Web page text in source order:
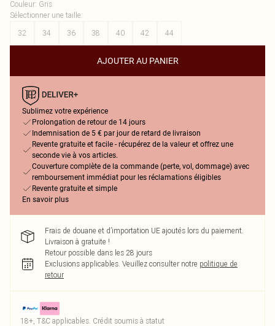
Couleur: Gris
Sélectionner une taille:
32
34 36 38 40 42 44
AJOUTER AU PANIER
Sublimez votre expérience
Prolongation de retour de 14 jours
Indemnisation de 5 € par jour de retard de livraison
Revente gratuite et facile - récupérez de la valeur et offrez une
seconde vie à vos articles.
Couverture complète de la commande (perte, vol, dommage) avec
remboursement immédiat pour les réclamations éligibles
Revente gratuite et simple
En savoir plus
Frais de douane et d’importation UE ajoutés lors du paiement.
Livraison à gratuite !
Retour possible dans les 28 jours
Exclusions applicables. Veuillez consulter notre politique de
retour
18+, T&C applicables. Crédit soumis à statut